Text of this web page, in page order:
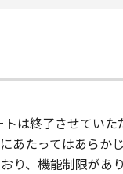
and you
rights in
or
は終了させていた
たってはあらか
り、機能制限があ